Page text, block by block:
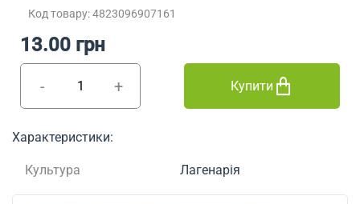
Код товару: 4823096907161
- +
13.00 грн
Купити
Характеристики:
Культура Лагенарія